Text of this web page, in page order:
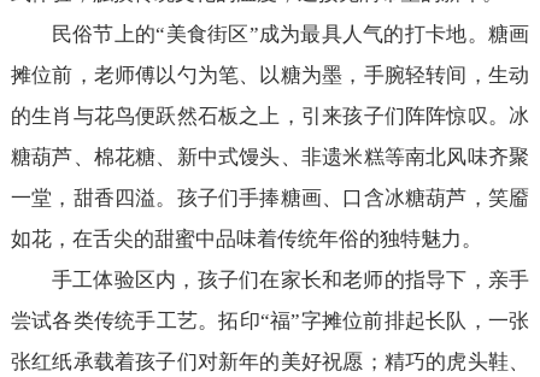
民俗节上的“美食街区”成为最具人气的打卡地。糖画
摊位前，老师傅以勺为笔、以糖为墨，手腕轻转间，生动
的生肖与花鸟便跃然石板之上，引来孩子们阵阵惊叹。冰
糖葫芦、棉花糖、新中式馒头、非遗米糕等南北风味齐聚
一堂，甜香四溢。孩子们手捧糖画、口含冰糖葫芦，笑靥
如花，在舌尖的甜蜜中品味着传统年俗的独特魅力。
手工体验区内，孩子们在家长和老师的指导下，亲手
尝试各类传统手工艺。拓印“福”字摊位前排起长队，一张
张红纸承载着孩子们对新年的美好祝愿；精巧的虎头鞋、